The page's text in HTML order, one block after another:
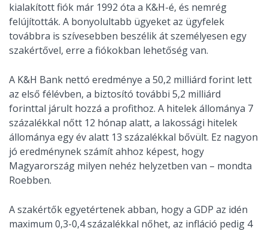
kialakított fiók már 1992 óta a K&H-é, és nemrég
felújították. A bonyolultabb ügyeket az ügyfelek
továbbra is szívesebben beszélik át személyesen egy
szakértővel, erre a fiókokban lehetőség van.
A K&H Bank nettó eredménye a 50,2 milliárd forint lett
az első félévben, a biztosító további 5,2 milliárd
forinttal járult hozzá a profithoz. A hitelek állománya 7
százalékkal nőtt 12 hónap alatt, a lakossági hitelek
állománya egy év alatt 13 százalékkal bővült. Ez nagyon
jó eredménynek számít ahhoz képest, hogy
Magyarország milyen nehéz helyzetben van – mondta
Roebben.
A szakértők egyetértenek abban, hogy a GDP az idén
maximum 0,3-0,4 százalékkal nőhet, az infláció pedig 4